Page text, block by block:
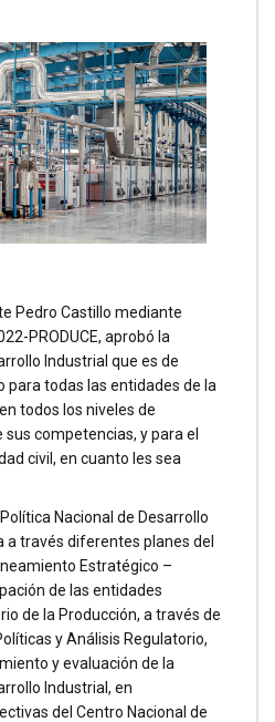
Pedro Castillo mediante
PRODUCE, aprobó la
Industrial que es de
todas las entidades de la
todos los niveles de
competencias, y para el
civil, en cuanto les sea
Nacional de Desarrollo
a través diferentes planes del
Estratégico –
de las entidades
de la Producción, a través de
y Análisis Regulatorio,
y evaluación de la
Industrial, en
del Centro Nacional de